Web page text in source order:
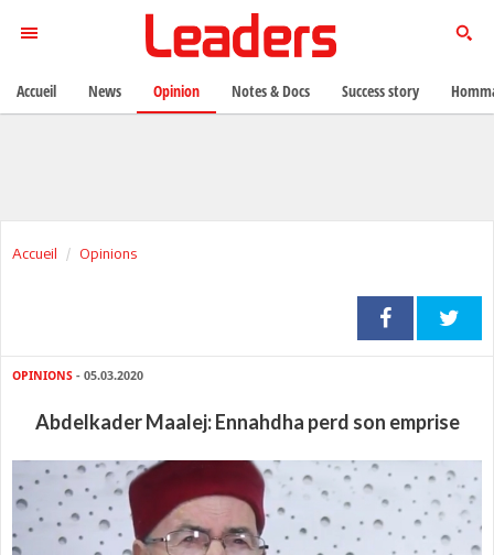
Accueil Opinions
OPINIONS - 05.03.2020
Abdelkader Maalej: Ennahdha perd son emprise
Accueil News Opinion Notes & Docs Success story